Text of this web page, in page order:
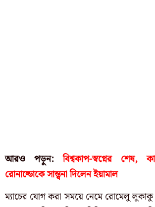
আরও পড়ুন:বিশ্বকাপ-স্বপ্নের শেষ,
রোনাল্ডোকে সান্ত্বনা দিলেন ইয়ামাল
ম্যাচের যোগ করা সময়ে নেমে রোমেলু